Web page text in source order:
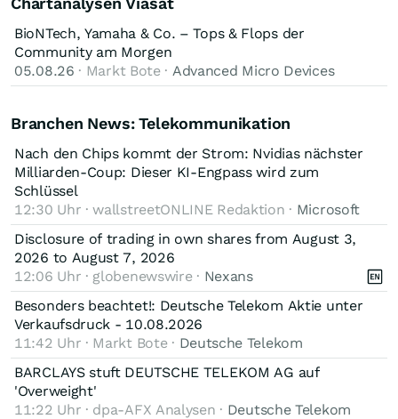
BioNTech, Yamaha & Co. – Tops & Flops der
Community am Morgen
05.08.26 · Markt Bote · Advanced Micro Devices
Branchen News: Telekommunikation
Nach den Chips kommt der Strom: Nvidias nächster
Milliarden-Coup: Dieser KI-Engpass wird zum
Schlüssel
12:30 Uhr · wallstreetONLINE Redaktion · Microsoft
Disclosure of trading in own shares from August 3,
2026 to August 7, 2026
12:06 Uhr · globenewswire · Nexans
Besonders beachtet!: Deutsche Telekom Aktie unter
Verkaufsdruck - 10.08.2026
11:42 Uhr · Markt Bote · Deutsche Telekom
BARCLAYS stuft DEUTSCHE TELEKOM AG auf
'Overweight'
11:22 Uhr · dpa-AFX Analysen · Deutsche Telekom